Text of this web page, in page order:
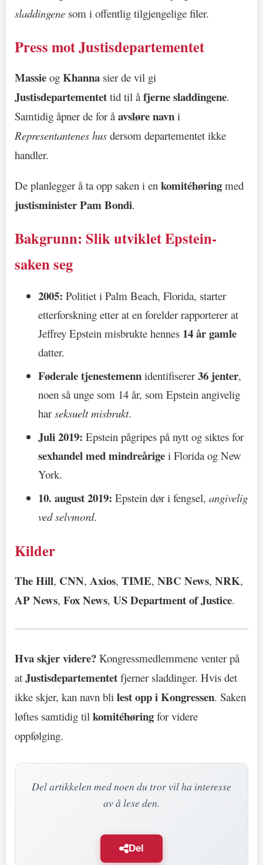
sladdingene som i offentlig tilgjengelige filer.
Press mot Justisdepartementet
Massie og Khanna sier de vil gi
Justisdepartementet tid til åfjerne sladdingene.
Samtidig åpner de for åavsløre navn i
Representantenes hus dersom departementet ikke
handler.
De planlegger å ta opp saken i en komitéhøring med
justisminister Pam Bondi.
Bakgrunn: Slik utviklet Epstein-
saken seg
2005: Politiet i Palm Beach, Florida, starter
etterforskning etter at en forelder rapporterer at
Jeffrey Epstein misbrukte hennes 14 år gamle
datter.
Føderale tjenestemenn identifiserer36 jenter,
noen så unge som 14 år, som Epstein angivelig
harseksuelt misbrukt.
Juli 2019: Epstein pågripes på nytt og siktes for
sexhandel med mindreårige i Florida og New
York.
10. august 2019: Epstein dør i fengsel, angivelig
ved selvmord.
Kilder
The Hill, CNN, Axios, TIME, NBC News, NRK,
AP News, Fox News, US Department of Justice.
Hva skjer videre? Kongressmedlemmene venter på
at Justisdepartementet fjerner sladdinger. Hvis det
ikke skjer, kan navn bli lest opp i Kongressen. Saken
løftes samtidig til komitéhøring for videre
oppfølging.
Del artikkelen med noen du tror vil ha interesse
av å lese den.
Del